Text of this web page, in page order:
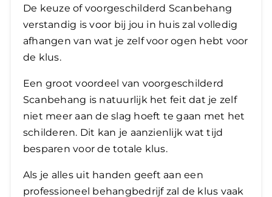
De keuze of voorgeschilderd Scanbehang
verstandig is voor bij jou in huis zal volledig
afhangen van wat je zelf voor ogen hebt voor
de klus.
Een groot voordeel van voorgeschilderd
Scanbehang is natuurlijk het feit dat je zelf
niet meer aan de slag hoeft te gaan met het
schilderen. Dit kan je aanzienlijk wat tijd
besparen voor de totale klus.
Als je alles uit handen geeft aan een
professioneel behangbedrijf zal de klus vaak